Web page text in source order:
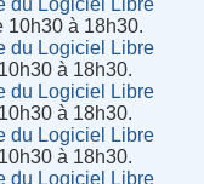
du Logiciel Libre
10h30 à 18h30.
du Logiciel Libre
à 18h30.
du Logiciel Libre
à 18h30.
du Logiciel Libre
à 18h30.
du Logiciel Libre